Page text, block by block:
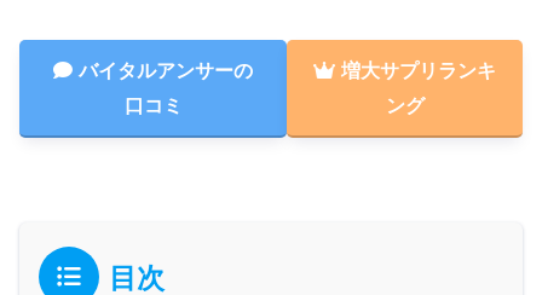
バイタルアンサーの
口コミ
増大サプリランキ
ング
目次